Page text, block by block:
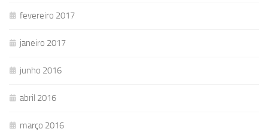
fevereiro 2017
janeiro 2017
junho 2016
abril 2016
março 2016